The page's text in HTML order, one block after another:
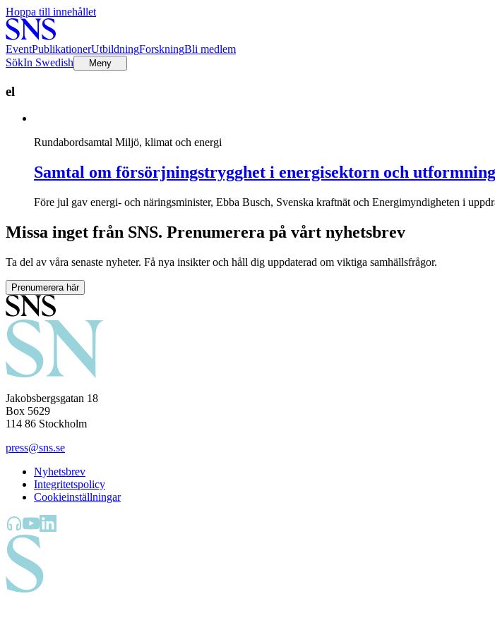
Hoppa till innehållet
EventPublikationerUtbildningForskningBli medlem
SökIn Swedish Meny
el
Rundabordsamtal Miljö, klimat och energi
Samtal om försörjningstrygghet i energisektorn och
Före jul gav energi- och näringsminister, Ebba Busch, Svenska kraftnät och Energimyndigheten i
Missa inget från SNS. Prenumerera på vårt nyhetsbrev
Ta del av våra senaste nyheter. Få nya insikter och håll dig uppdaterad om viktiga samhällsfrågor.
Prenumerera här
Jakobsbergsgatan 18
Box 5629
114 86 Stockholm
press@sns.se
Nyhetsbrev
Integritetspolicy
Cookieinställningar